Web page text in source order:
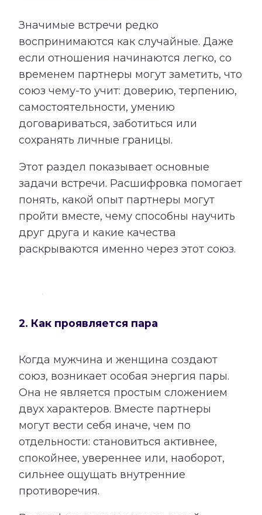
Значимые встречи редко
воспринимаются как случайные. Даже
если отношения начинаются легко, со
временем партнеры могут заметить, что
союз чему-то учит: доверию, терпению,
самостоятельности, умению
договариваться, заботиться или
сохранять личные границы.
Этот раздел показывает основные
задачи встречи. Расшифровка помогает
понять, какой опыт партнеры могут
пройти вместе, чему способны научить
друг друга и какие качества
раскрываются именно через этот союз.
2. Как проявляется пара
Когда мужчина и женщина создают
союз, возникает особая энергия пары.
Она не является простым сложением
двух характеров. Вместе партнеры
могут вести себя иначе, чем по
отдельности: становиться активнее,
спокойнее, увереннее или, наоборот,
сильнее ощущать внутренние
противоречия.